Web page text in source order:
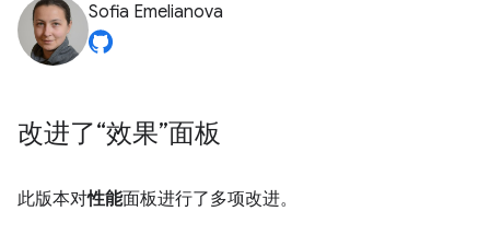
Sofia Emelianova
改进了“效果”面板
此版本对性能面板进行了多项改进。